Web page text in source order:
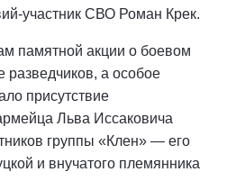
участник СВО Роман Крек.
памятной акции о боевом
разведчиков, а особое
присутствие
Льва Иссаковича
группы «Клен» — его
и внучатого племянника